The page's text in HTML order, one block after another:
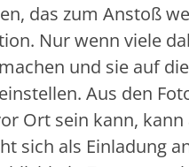
das zum Anstoß
Nur wenn viele
und sie auf
einstellen. Aus den
Ort sein kann,
sich als Einladung